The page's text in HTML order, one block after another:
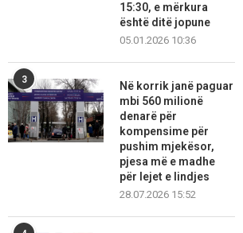
15:30, e mërkura
është ditë jopune
05.01.2026 10:36
3
Në korrik janë paguar
mbi 560 milionë
denarë për
kompensime për
pushim mjekësor,
pjesa më e madhe
për lejet e lindjes
28.07.2026 15:52